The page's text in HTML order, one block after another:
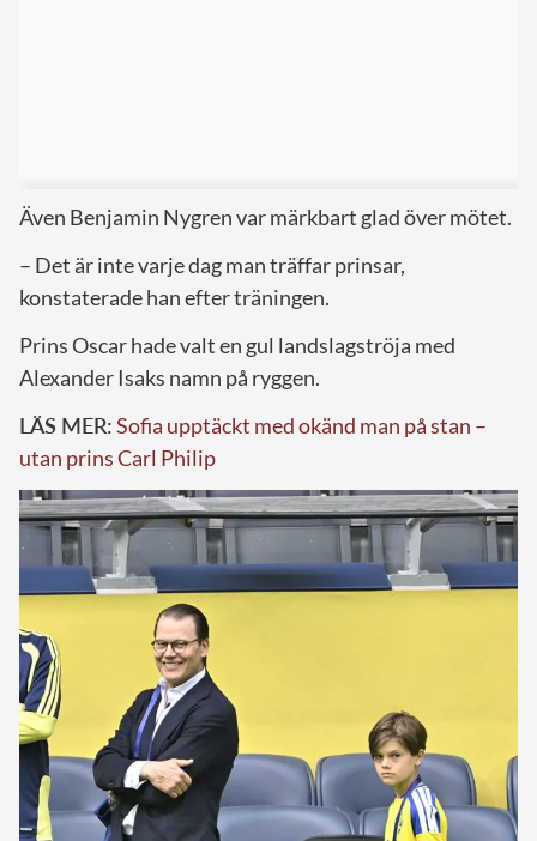
Även Benjamin Nygren var märkbart glad över mötet.
– Det är inte varje dag man träffar prinsar,
konstaterade han efter träningen.
Prins Oscar hade valt en gul landslagströja med
Alexander Isaks namn på ryggen.
LÄS MER:Sofia upptäckt med okänd man på stan –
utan prins Carl Philip